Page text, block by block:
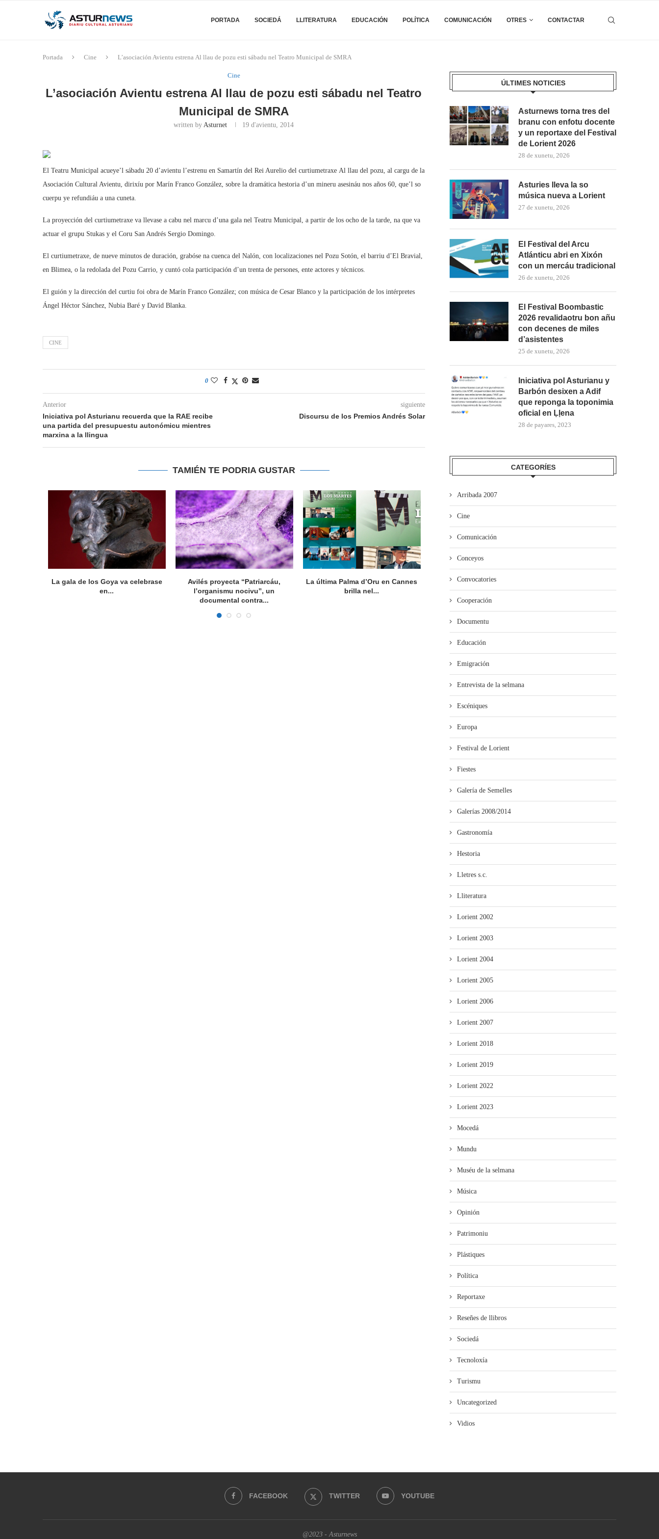
PORTADA SOCIEDÁ LLITERATURA EDUCACIÓN POLÍTICA COMUNICACIÓN OTRES CONTACTAR
Portada Cine L’asociación Avientu estrena Al llau de pozu esti sábadu nel Teatro Municipal de SMRA
Cine
L’asociación Avientu estrena Al llau de pozu esti sábadu nel Teatro
Municipal de SMRA
written byAsturnet 19 d'avientu, 2014
El Teatru Municipal acueye’l sábadu 20 d’avientu l’estrenu en Samartín del Rei Aurelio del curtiumetraxe Al llau del pozu, al cargu de la
Asociación Cultural Avientu, dirixíu por Marín Franco González, sobre la dramática hestoria d’un mineru asesináu nos años 60, que’l so
cuerpu ye refundiáu a una cuneta.
La proyección del curtiumetraxe va llevase a cabu nel marcu d’una gala nel Teatru Municipal, a partir de los ocho de la tarde, na que va
actuar el grupu Stukas y el Coru San Andrés Sergio Domingo.
El curtiumetraxe, de nueve minutos de duración, grabóse na cuenca del Nalón, con localizaciones nel Pozu Sotón, el barriu d’El Bravial,
en Blimea, o la redolada del Pozu Carrio, y cuntó cola participación d’un trenta de persones, ente actores y técnicos.
El guión y la dirección del curtiu foi obra de Marín Franco González; con música de Cesar Blanco y la participación de los intérpretes
Ángel Héctor Sánchez, Nubia Baré y David Blanka.
CINE
0
Anterior
Iniciativa pol Asturianu recuerda que la RAE recibe
una partida del presupuestu autonómicu mientres
marxina a la llingua
siguiente
Discursu de los Premios Andrés Solar
TAMIÉN TE PODRIA GUSTAR
La gala de los Goya va celebrase
en...
Avilés proyecta “Patriarcáu,
l’organismu nocivu”, un
documental contra...
La última Palma d’Oru en Cannes
brilla nel...
Empiecen les proyecciones pa
escolares de la Selmana...
“Ente les...
ÚLTIMES NOTICIES
Asturnews torna tres del
branu con enfotu docente
y un reportaxe del Festival
de Lorient 2026
28 de xunetu, 2026
Asturies lleva la so
música nueva a Lorient
27 de xunetu, 2026
El Festival del Arcu
Atlánticu abri en Xixón
con un mercáu tradicional
26 de xunetu, 2026
El Festival Boombastic
2026 revalidaotru bon añu
con decenes de miles
d’asistentes
25 de xunetu, 2026
Iniciativa pol Asturianu y
Barbón desixen a Adif
que reponga la toponimia
oficial en Ḷḷena
28 de payares, 2023
CATEGORÍES
Arribada 2007
Cine
Comunicación
Conceyos
Convocatories
Cooperación
Documentu
Educación
Emigración
Entrevista de la selmana
Escéniques
Europa
Festival de Lorient
Fiestes
Galería de Semelles
Galerías 2008/2014
Gastronomía
Hestoria
Lletres s.c.
Lliteratura
Lorient 2002
Lorient 2003
Lorient 2004
Lorient 2005
Lorient 2006
Lorient 2007
Lorient 2018
Lorient 2019
Lorient 2022
Lorient 2023
Mocedá
Mundu
Muséu de la selmana
Música
Opinión
Patrimoniu
Plástiques
Política
Reportaxe
Reseñes de llibros
Sociedá
Tecnoloxía
Turismu
Uncategorized
Vidios
FACEBOOK TWITTER YOUTUBE
@2023 - Asturnews